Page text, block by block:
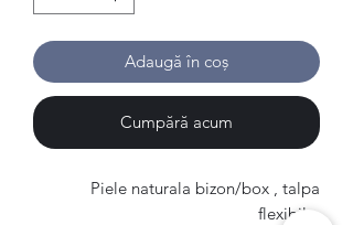
Adaugă în coș
Cumpără acum
Piele naturala bizon/box , talpa
flexibila.